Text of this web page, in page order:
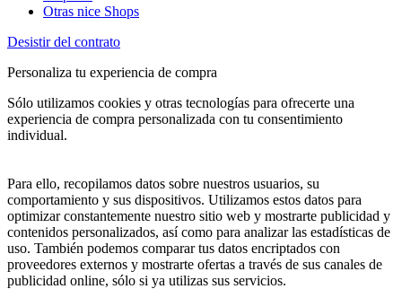
Otras nice Shops
Desistir del contrato
Personaliza tu experiencia de compra
Sólo utilizamos cookies y otras tecnologías para ofrecerte una
experiencia de compra personalizada con tu consentimiento
individual.
Para ello, recopilamos datos sobre nuestros usuarios, su
comportamiento y sus dispositivos. Utilizamos estos datos para
optimizar constantemente nuestro sitio web y mostrarte publicidad y
contenidos personalizados, así como para analizar las estadísticas de
uso. También podemos comparar tus datos encriptados con
proveedores externos y mostrarte ofertas a través de sus canales de
publicidad online, sólo si ya utilizas sus servicios.